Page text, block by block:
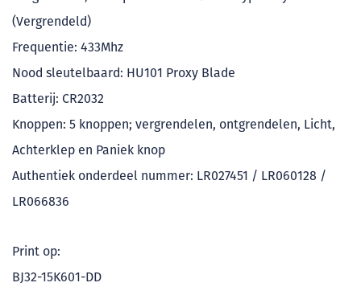
(Vergrendeld)
Frequentie: 433Mhz
Nood sleutelbaard: HU101 Proxy Blade
Batterij: CR2032
Knoppen: 5 knoppen; vergrendelen, ontgrendelen, Licht,
Achterklep en Paniek knop
Authentiek onderdeel nummer: LR027451 / LR060128 /
LR066836
Print op:
BJ32-15K601-DD